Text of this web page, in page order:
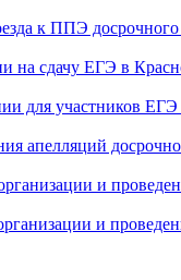
к ППЭ досрочного
на сдачу ЕГЭ в
для участников
апелляций
и
и